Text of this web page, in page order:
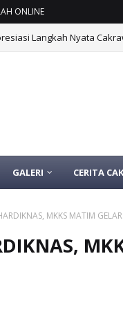
ONLINE
Langkah Nyata
GALERI CERITA
MKKS MATIM